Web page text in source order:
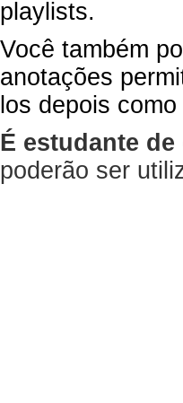
playlists.
Você também
anotações
los depois
É estudante
poderão ser